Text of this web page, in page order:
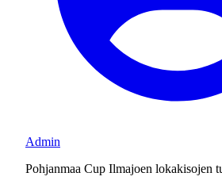
Admin
Pohjanmaa Cup Ilmajoen lokakisojen